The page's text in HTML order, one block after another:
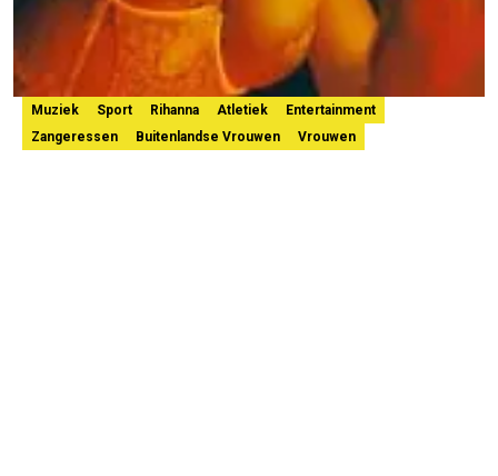
Muziek Sport Rihanna Atletiek
Entertainment
Zangeressen
Buitenlandse Vrouwen Vrouwen